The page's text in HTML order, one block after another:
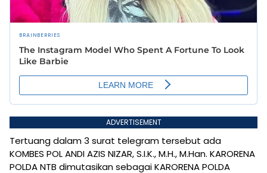
ADVERTISEMENT
Tertuang dalam 3 surat telegram tersebut ada
KOMBES POL ANDI AZIS NIZAR, S.I.K., M.H., M.Han. KARORENA
POLDA NTB dimutasikan sebagai KARORENA POLDA